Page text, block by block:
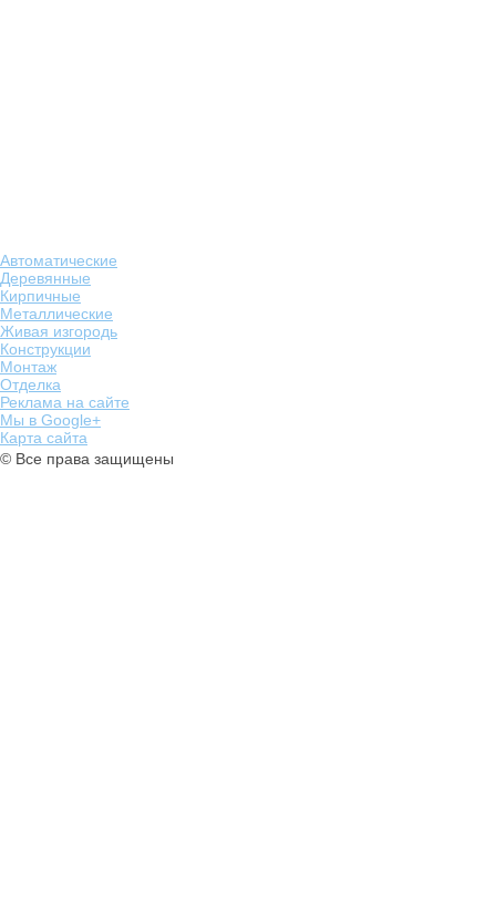
Автоматические
Деревянные
Кирпичные
Металлические
Живая изгородь
Конструкции
Монтаж
Отделка
Реклама на сайте
Мы в Google+
Карта сайта
© Все права защищены